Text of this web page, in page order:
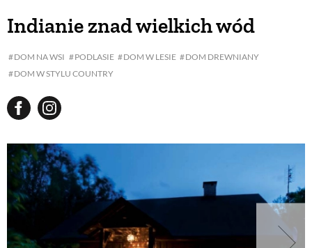
Indianie znad wielkich wód
DOM NA WSI PODLASIE DOM W LESIE
DOM DREWNIANY
DOM W STYLU COUNTRY